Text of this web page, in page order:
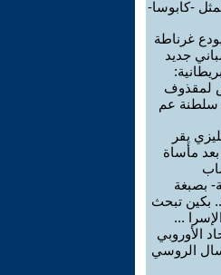
-كابوسا-
غرناطة
جديد
لمقذوف
سلطنة عم
يقر
مأساة
بصبغة
بكين تبحث
...
الأوروبي
الروسي